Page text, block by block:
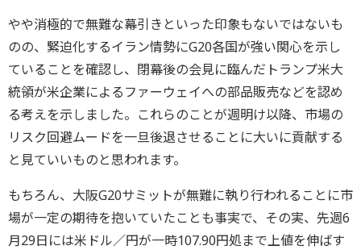
やや消極的で無難な幕引きといった印象もないではないも
のの、緊迫化するイラン情勢にG20各国が強い関心を示し
ていることを確認し、閉幕後の会見に臨んだトランプ米大
統領が米企業によるファーウェイへの部品販売などを認め
る考えを示しました。これらのことが週明け以降、市場の
リスク回避ムードを一旦後退させることに大いに貢献する
と見ていいものと思われます。
もちろん、大阪G20サミットが無難に執り行われることに市
場が一定の期待を抱いていたことも事実で、その実、先週6
月29日には米ドル／円が一時107.90円処まで上値を伸ばす